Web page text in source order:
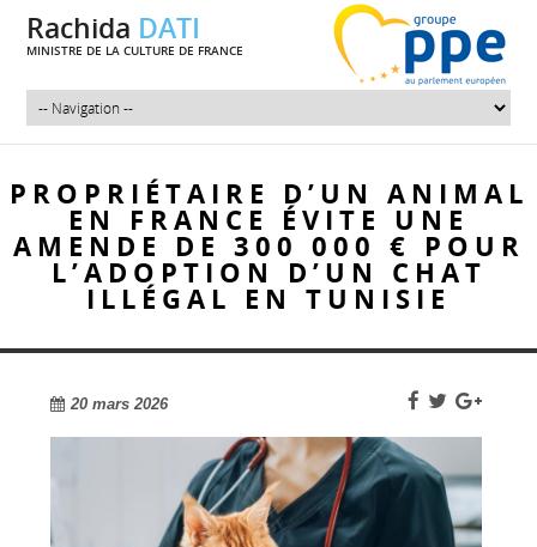
Rachida DATI
MINISTRE DE LA CULTURE DE FRANCE
PROPRIÉTAIRE D’UN ANIMAL
EN FRANCE ÉVITE UNE
AMENDE DE 300 000 € POUR
L’ADOPTION D’UN CHAT
ILLÉGAL EN TUNISIE
20 mars 2026